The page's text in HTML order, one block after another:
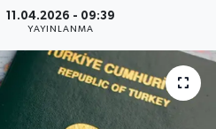
11.04.2026 - 09:39
YAYINLANMA